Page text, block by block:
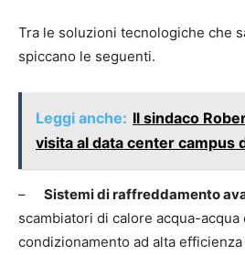
Tra le soluzioni tecnologiche che
spiccano le seguenti.
Leggi anche: Il sindaco
visita al data center campus
– Sistemi di raffreddamento
scambiatori di calore acqua-acqua
condizionamento ad alta